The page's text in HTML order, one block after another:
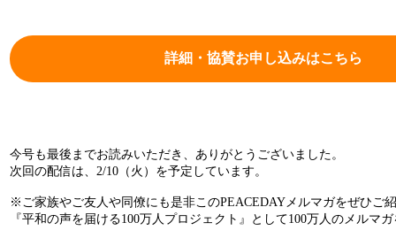
詳細・協賛お申し込みはこちら
今号も最後までお読みいただき、ありがとうございました。
次回の配信は、2/10（火）を予定しています。
※ご家族やご友人や同僚にも是非このPEACEDAYメルマガをぜひご
『平和の声を届ける100万人プロジェクト』として100万人のメルマガ